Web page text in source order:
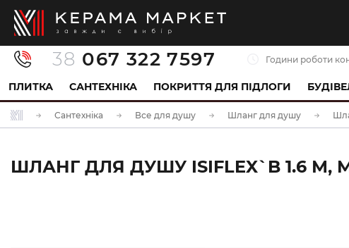
38 067 322 7597 Години роботи
ПЛИТКА САНТЕХНІКА ПОКРИТТЯ ДЛЯ ПІДЛОГИ
Сантехніка Все для душу Шланг для душу
ШЛАНГ ДЛЯ ДУШУ ISIFLEX`B 1.6 М,